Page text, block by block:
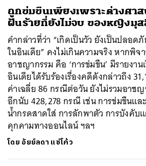
ถูกข่มขืนเพียงเพราะต่างศา
ฝันร้ายที่ยังไม่จบ ของหญิงมุส
คำกล่าวที่ว่า “เกิดเป็นวัว ยังเป็นปลอ
ในอินเดีย” คงไม่เกินความจริง หากพิ
อาชญากรรม คือ ‘การข่มขืน’ มีรายงาน
อินเดียได้รับร้องเรื่องคดีดังกล่าวถึง
ค่าเฉลี่ย 86 กรณีต่อวัน ยังไม่รวมอา
อีกนับ 428,278 กรณี เช่น การข่มขืนแล
น้ำกรดสาดใส่ การลักพาตัว การบังคับ
คุกคามทางออนไลน์ ฯลฯ
โดย อัยย์ลดา แซ่โค้ว